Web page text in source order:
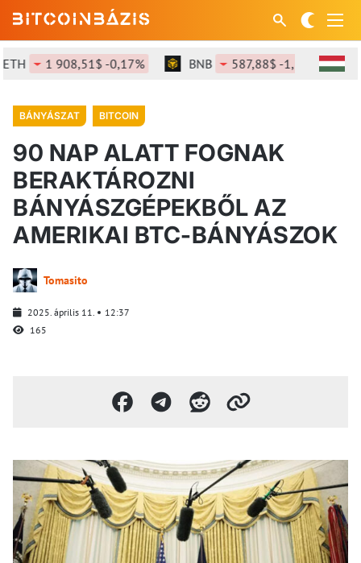
1 908,51$ -0,17% BNB 587,88$ -1,13% SOL
BÁNYÁSZAT BITCOIN
90 NAP ALATT FOGNAK
BERAKTÁROZNI
BÁNYÁSZGÉPEKBŐL AZ
AMERIKAI BTC-BÁNYÁSZOK
Tomasito
2025. április 11.
12:37
165